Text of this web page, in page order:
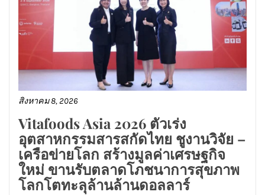
สิงหาคม 8, 2026
Vitafoods Asia 2026 ตัวเร่ง
อุตสาหกรรมสารสกัดไทย ชูงานวิจัย –
เครือข่ายโลก สร้างมูลค่าเศรษฐกิจ
ใหม่ ขานรับตลาดโภชนาการสุขภาพ
โลกโตทะลุล้านล้านดอลลาร์